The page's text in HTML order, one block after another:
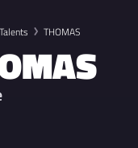
Talents THOMAS